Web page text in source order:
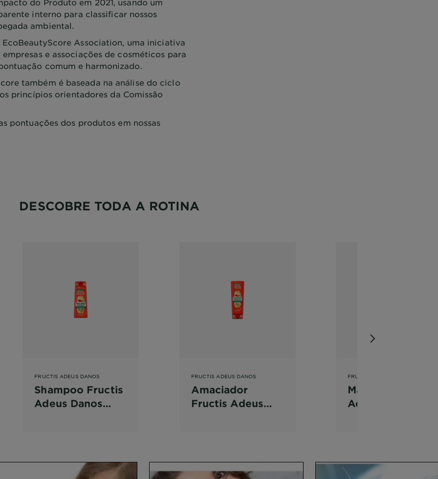
do Produto em 2021, usando um
interno para classificar nossos
ambiental.
EcoBeautyScore Association, uma iniciativa
e associações de cosméticos para
comum e harmonizado.
também é baseada na análise do ciclo
princípios orientadores da Comissão
pontuações dos produtos em nossas
DESCOBRE TODA A ROTINA
FRUCTIS ADEUS DANOS
Shampoo Fructis
Adeus Danos
FRUCTIS ADEUS DANOS
Amaciador
Fructis Adeus
FRUCTIS ADEUS DANOS
Máscara Fructis
Adeus Danos